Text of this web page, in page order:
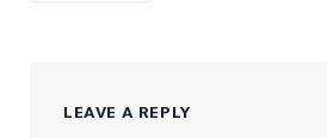
LEAVE A REPLY